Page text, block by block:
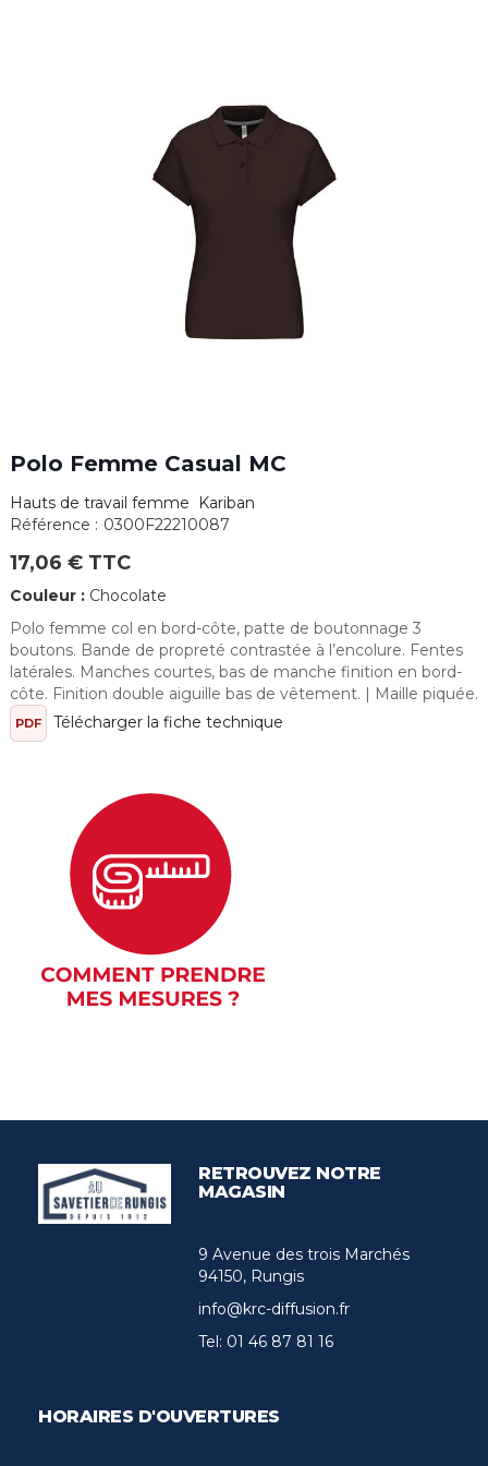
Polo Femme Casual MC
Hauts de travail femme Kariban
Référence : 0300F22210087
17,06 € TTC
Couleur : Chocolate
Polo femme col en bord-côte, patte de boutonnage 3
boutons. Bande de propreté contrastée à l’encolure. Fentes
latérales. Manches courtes, bas de manche finition en bord-
côte. Finition double aiguille bas de vêtement. | Maille piquée.
PDF Télécharger la fiche technique
RETROUVEZ NOTRE
MAGASIN
9 Avenue des trois Marchés
94150, Rungis
info@krc-diffusion.fr
Tel: 01 46 87 81 16
HORAIRES D'OUVERTURES